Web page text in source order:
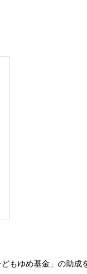
もゆめ基金」の助成